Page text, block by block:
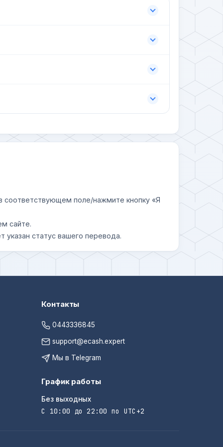
соответствующем поле/нажмите кнопку «Я
сайте.
указан статус вашего перевода.
Контакты
0443336845
support@ecash.expert
Мы в Telegram
График работы
Без выходных
С 10:00 до 22:00 по UTC+2